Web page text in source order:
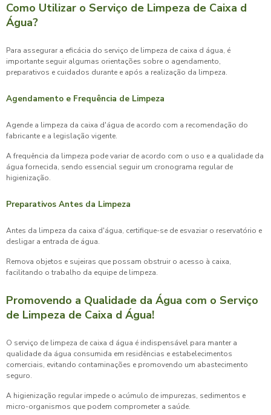
Como Utilizar o Serviço de Limpeza de Caixa d
Água?
Para assegurar a eficácia do serviço de limpeza de caixa d água, é
importante seguir algumas orientações sobre o agendamento,
preparativos e cuidados durante e após a realização da limpeza.
Agendamento e Frequência de Limpeza
Agende a limpeza da caixa d'água de acordo com a recomendação do
fabricante e a legislação vigente.
A frequência da limpeza pode variar de acordo com o uso e a qualidade da
água fornecida, sendo essencial seguir um cronograma regular de
higienização.
Preparativos Antes da Limpeza
Antes da limpeza da caixa d'água, certifique-se de esvaziar o reservatório e
desligar a entrada de água.
Remova objetos e sujeiras que possam obstruir o acesso à caixa,
facilitando o trabalho da equipe de limpeza.
Promovendo a Qualidade da Água com o Serviço
de Limpeza de Caixa d Água!
O serviço de limpeza de caixa d água é indispensável para manter a
qualidade da água consumida em residências e estabelecimentos
comerciais, evitando contaminações e promovendo um abastecimento
seguro.
A higienização regular impede o acúmulo de impurezas, sedimentos e
micro-organismos que podem comprometer a saúde.